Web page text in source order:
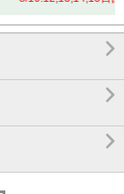


